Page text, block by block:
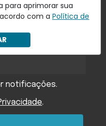
para aprimorar sua
com a Política de
em seu
as principais notícias
notificações.
.